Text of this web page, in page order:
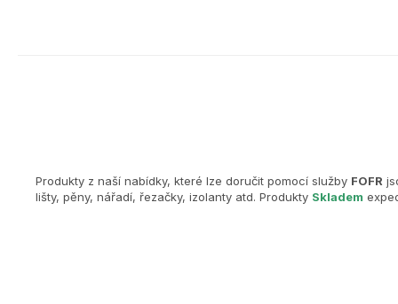
Produkty z naší nabídky, které lze doručit pomocí služby FOFR
lišty, pěny, nářadí, řezačky, izolanty atd. Produkty Skladem